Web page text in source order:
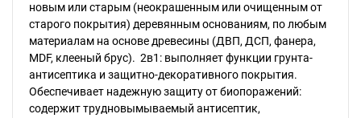
новым или старым (неокрашенным или очищенным от
старого покрытия) деревянным основаниям, по любым
материалам на основе древесины (ДВП, ДСП, фанера,
MDF, клееный брус). 2в1: выполняет функции грунта-
антисептика и защитно-декоративного покрытия.
Обеспечивает надежную защиту от биопоражений:
содержит трудновымываемый антисептик,